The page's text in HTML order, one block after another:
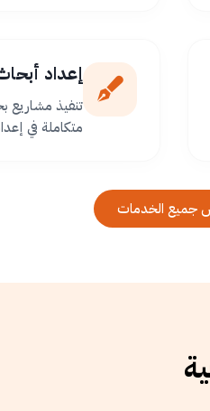
إعداد
تنفيذ مشاريع
متكاملة في
جميع الخدمات